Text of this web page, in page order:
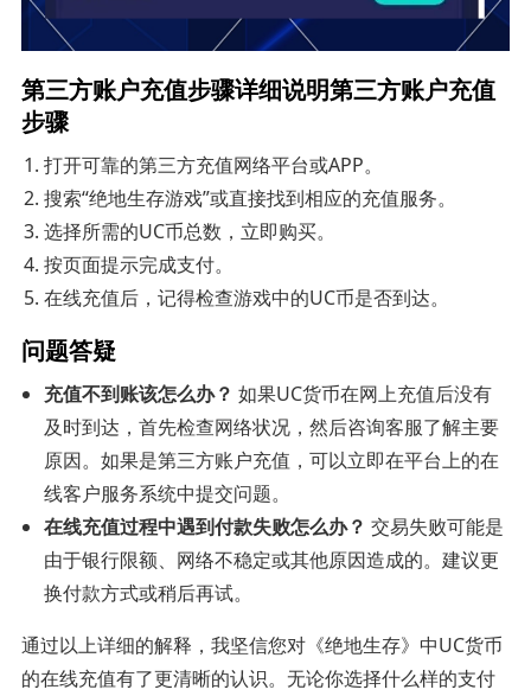
第三方账户充值步骤详细说明第三方账户充值
步骤
打开可靠的第三方充值网络平台或APP。
搜索“绝地生存游戏”或直接找到相应的充值服务。
选择所需的UC币总数，立即购买。
按页面提示完成支付。
在线充值后，记得检查游戏中的UC币是否到达。
问题答疑
充值不到账该怎么办？ 如果UC货币在网上充值后没有
及时到达，首先检查网络状况，然后咨询客服了解主要
原因。如果是第三方账户充值，可以立即在平台上的在
线客户服务系统中提交问题。
在线充值过程中遇到付款失败怎么办？ 交易失败可能是
由于银行限额、网络不稳定或其他原因造成的。建议更
换付款方式或稍后再试。
通过以上详细的解释，我坚信您对《绝地生存》中UC货币
的在线充值有了更清晰的认识。无论你选择什么样的支付